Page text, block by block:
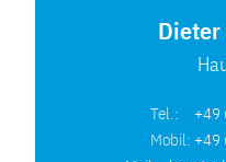
Tel.:
+49
Mobil: +49